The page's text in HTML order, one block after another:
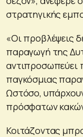
στρατηγικής
«Οι προβλέψεις
παραγωγή της
αντιπροσωπεύει
παγκόσμιας
Ωστόσο,
πρόσφατων
Κοιτάζοντας